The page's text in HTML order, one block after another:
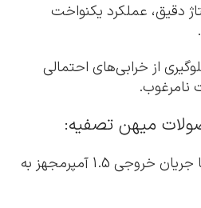
دقیق، عملکرد یکنواخت
از خرابی‌های احتمالی
نامرغوب.
میهن تصفیه:
ترانس‌های 24 ولت DC با جریان خروجی 1.5 آمپرمجهز به